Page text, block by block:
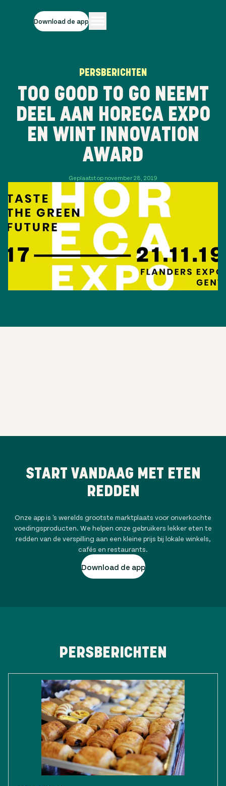
Download de app
PERSBERICHTEN
TOO GOOD TO GO NEEMT
DEEL AAN HORECA EXPO
EN WINT INNOVATION
AWARD
Geplaatst op november 28, 2019
START VANDAAG MET ETEN
REDDEN
Onze app is 's werelds grootste marktplaats voor onverkochte
voedingsproducten. We helpen onze gebruikers lekker eten te
redden van de verspilling aan een kleine prijs bij lokale winkels,
cafés en restaurants.
Download de app
PERSBERICHTEN